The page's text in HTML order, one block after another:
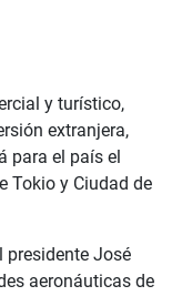
y turístico,
extranjera,
para el país el
Tokio y Ciudad de
presidente José
aeronáuticas de